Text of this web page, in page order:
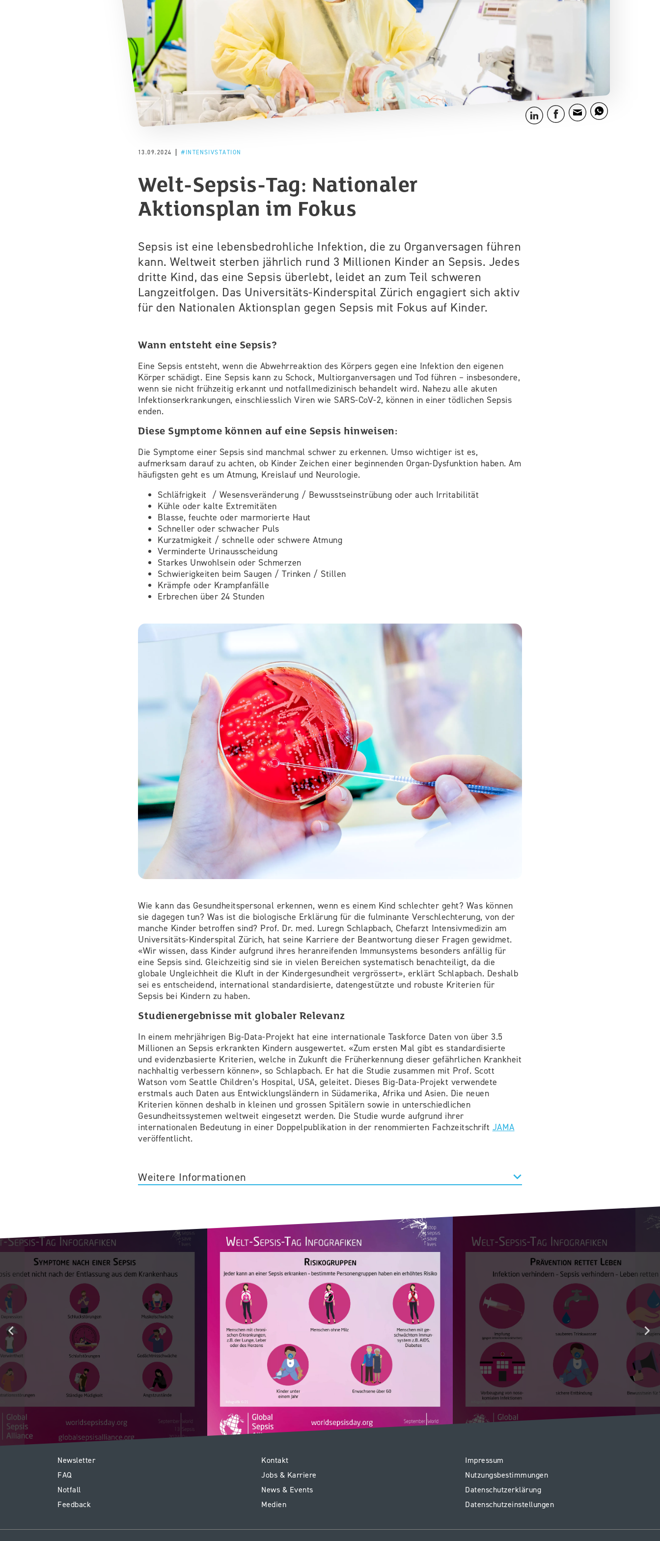
13.09.2024 INTENSIVSTATION
Welt-Sepsis-Tag: Nationaler
Aktionsplan im Fokus
Sepsis ist eine lebensbedrohliche Infektion, die zu Organversagen führen
kann. Weltweit sterben jährlich rund 3 Millionen Kinder an Sepsis. Jedes
dritte Kind, das eine Sepsis überlebt, leidet an zum Teil schweren
Langzeitfolgen. Das Universitäts-Kinderspital Zürich engagiert sich aktiv
für den Nationalen Aktionsplan gegen Sepsis mit Fokus auf Kinder.
Wann entsteht eine Sepsis?
Eine Sepsis entsteht, wenn die Abwehrreaktion des Körpers gegen eine Infektion den eigenen
Körper schädigt. Eine Sepsis kann zu Schock, Multiorganversagen und Tod führen – insbesondere,
wenn sie nicht frühzeitig erkannt und notfallmedizinisch behandelt wird. Nahezu alle akuten
Infektionserkrankungen, einschliesslich Viren wie SARS-CoV-2, können in einer tödlichen Sepsis
enden.
Diese Symptome können auf eine Sepsis hinweisen:
Die Symptome einer Sepsis sind manchmal schwer zu erkennen. Umso wichtiger ist es,
aufmerksam darauf zu achten, ob Kinder Zeichen einer beginnenden Organ-Dysfunktion haben. Am
häufigsten geht es um Atmung, Kreislauf und Neurologie.
Schläfrigkeit / Wesensveränderung / Bewusstseinstrübung oder auch Irritabilität
Kühle oder kalte Extremitäten
Blasse, feuchte oder marmorierte Haut
Schneller oder schwacher Puls
Kurzatmigkeit / schnelle oder schwere Atmung
Verminderte Urinausscheidung
Starkes Unwohlsein oder Schmerzen
Schwierigkeiten beim Saugen / Trinken / Stillen
Krämpfe oder Krampfanfälle
Erbrechen über 24 Stunden
Wie kann das Gesundheitspersonal erkennen, wenn es einem Kind schlechter geht? Was können
sie dagegen tun? Was ist die biologische Erklärung für die fulminante Verschlechterung, von der
manche Kinder betroffen sind? Prof. Dr. med. Luregn Schlapbach, Chefarzt Intensivmedizin am
Universitäts-Kinderspital Zürich, hat seine Karriere der Beantwortung dieser Fragen gewidmet.
«Wir wissen, dass Kinder aufgrund ihres heranreifenden Immunsystems besonders anfällig für
eine Sepsis sind. Gleichzeitig sind sie in vielen Bereichen systematisch benachteiligt, da die
globale Ungleichheit die Kluft in der Kindergesundheit vergrössert», erklärt Schlapbach. Deshalb
sei es entscheidend, international standardisierte, datengestützte und robuste Kriterien für
Sepsis bei Kindern zu haben.
Studienergebnisse mit globaler Relevanz
In einem mehrjährigen Big-Data-Projekt hat eine internationale Taskforce Daten von über 3.5
Millionen an Sepsis erkrankten Kindern ausgewertet. «Zum ersten Mal gibt es standardisierte
und evidenzbasierte Kriterien, welche in Zukunft die Früherkennung dieser gefährlichen Krankheit
nachhaltig verbessern können», so Schlapbach. Er hat die Studie zusammen mit Prof. Scott
Watson vom Seattle Children’s Hospital, USA, geleitet. Dieses Big-Data-Projekt verwendete
erstmals auch Daten aus Entwicklungsländern in Südamerika, Afrika und Asien. Die neuen
Kriterien können deshalb in kleinen und grossen Spitälern sowie in unterschiedlichen
Gesundheitssystemen weltweit eingesetzt werden. Die Studie wurde aufgrund ihrer
internationalen Bedeutung in einer Doppelpublikation in der renommierten Fachzeitschrift JAMA
veröffentlicht.
Weitere Informationen
E1
-
Footer
Kinderspital
Newsletter
FAQ
Notfall
Feedback
Service
Kinderspital
Kontakt
Jobs & Karriere
News & Events
Medien
Legal
Impressum
Nutzungsbestimmungen
Datenschutzerklärung
Datenschutzeinstellungen